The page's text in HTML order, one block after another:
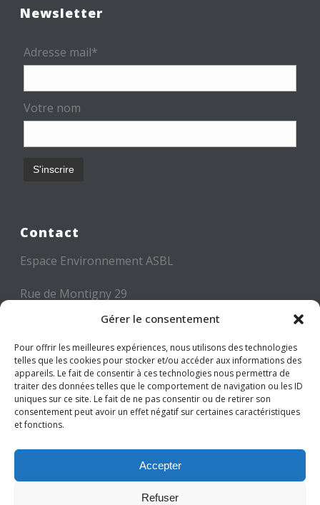
Gérer le consentement
Pour offrir les meilleures expériences, nous utilisons des technologies
telles que les cookies pour stocker et/ou accéder aux informations des
appareils. Le fait de consentir à ces technologies nous permettra de
traiter des données telles que le comportement de navigation ou les ID
uniques sur ce site. Le fait de ne pas consentir ou de retirer son
consentement peut avoir un effet négatif sur certaines caractéristiques
et fonctions.
Accepter
Refuser
Newsletter
Adresse mail*
Votre nom
Contact
Espace Environnement ASBL
Rue de Montigny 29
6000 CHARLEROI
Tél: +32 71 300 300
Mail: info@espace-environnement.be
TVA BE 0416.116.340